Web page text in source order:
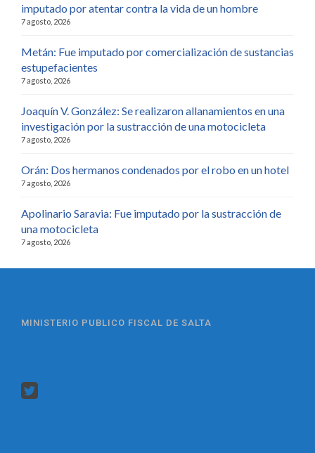
imputado por atentar contra la vida de un hombre
7 agosto, 2026
Metán: Fue imputado por comercialización de sustancias
estupefacientes
7 agosto, 2026
Joaquín V. González: Se realizaron allanamientos en una
investigación por la sustracción de una motocicleta
7 agosto, 2026
Orán: Dos hermanos condenados por el robo en un hotel
7 agosto, 2026
Apolinario Saravia: Fue imputado por la sustracción de
una motocicleta
7 agosto, 2026
MINISTERIO PUBLICO FISCAL DE SALTA